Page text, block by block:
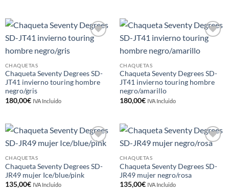
Añadir
CHAQUETAS
Chaqueta Seventy Degrees SD-
JT41 invierno touring hombre
negro/gris
180,00€ IVA Incluido
Añadir
CHAQUETAS
Chaqueta Seventy Degrees SD-
JT41 invierno touring hombre
negro/amarillo
180,00€ IVA Incluido
Añadir
lista de
deseos
CHAQUETAS
Chaqueta Seventy Degrees SD-
JR49 mujer Ice/blue/pink
135,00€ IVA Incluido
lista de
deseos
CHAQUETAS
Chaqueta Seventy Degrees SD-
JR49 mujer negro/rosa
135,00€ IVA Incluido